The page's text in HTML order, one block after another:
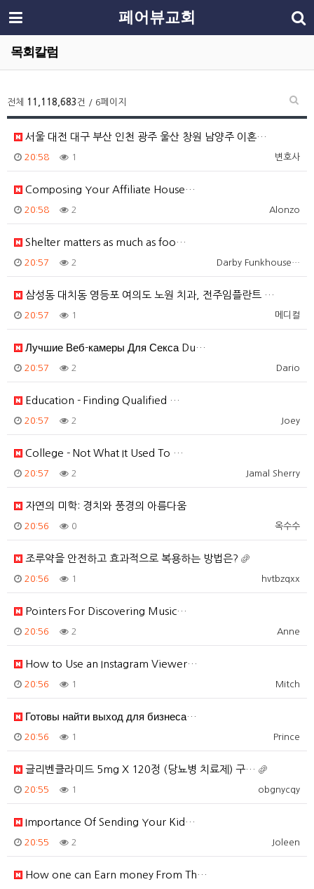
페어뷰교회
목회칼럼
전체 11,118,683 건 / 6페이지
서울 대전 대구 부산 인천 광주 울산 창원 남양주 이혼…
변호사
20:58 1
Composing Your Affiliate House…
Alonzo
20:58 2
Shelter matters as much as foo…
Darby Funkhouse…
20:57 2
삼성동 대치동 영등포 여의도 노원 치과, 전주임플란트 …
메디컬
20:57 1
Лучшие Веб-камеры Для Секса Du…
Dario
20:57 2
Education - Finding Qualified …
Joey
20:57 2
College - Not What It Used To …
Jamal Sherry
20:57 2
자연의 미학: 경치와 풍경의 아름다움
옥수수
20:56 0
조루약을 안전하고 효과적으로 복용하는 방법은?
hvtbzqxx
20:56 1
Pointers For Discovering Music…
Anne
20:56 2
How to Use an Instagram Viewer…
Mitch
20:56 1
Готовы найти выход для бизнеса…
Prince
20:56 1
글리벤클라미드 5mg X 120정 (당뇨병 치료제) 구…
obgnycqy
20:55 1
Importance Of Sending Your Kid…
Joleen
20:55 2
How one can Earn money From Th…